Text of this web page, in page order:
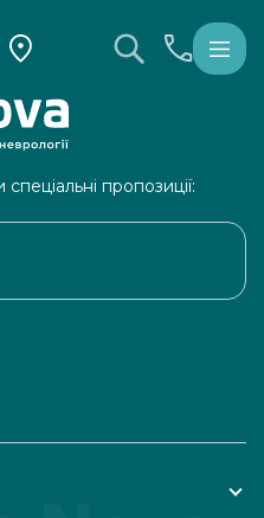
пропозиції: